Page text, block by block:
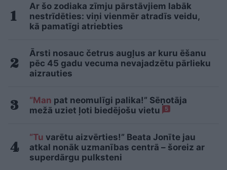
Ar šo zodiaka zīmju pārstāvjiem labāk
nestrīdēties: viņi vienmēr atradīs veidu,
kā pamatīgi atriebties
Ārsti nosauc četrus augļus ar kuru ēšanu
pēc 45 gadu vecuma nevajadzētu pārlieku
aizrauties
“Man pat neomulīgi palika!” Sēņotāja
mežā uziet ļoti biedējošu vietu
5
“Tu varētu aizvērties!” Beata Jonīte jau
atkal nonāk uzmanības centrā – šoreiz ar
superdārgu pulksteni